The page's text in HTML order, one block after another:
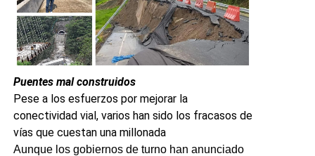
Puentes mal construidos
Pese a los esfuerzos por mejorar la
conectividad vial, varios han sido los fracasos de
vías que cuestan una millonada
Aunque los gobiernos de turno han anunciado